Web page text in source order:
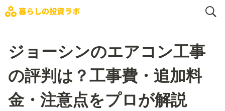
ジョーシンのエアコン工事
の評判は？工事費・追加料
金・注意点をプロが解説